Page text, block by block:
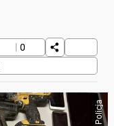
0
Policja